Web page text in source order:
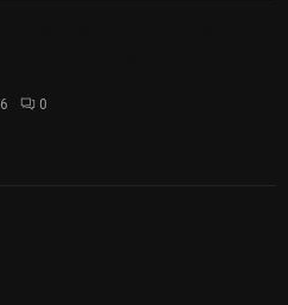
0